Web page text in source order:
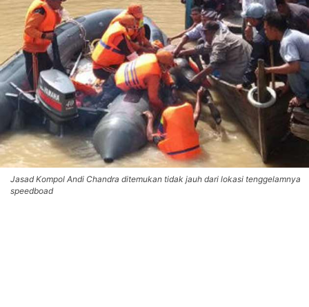
Jasad Kompol Andi Chandra ditemukan tidak jauh dari lokasi tenggelamnya
speedboad